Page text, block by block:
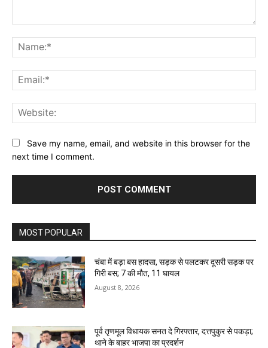
Save my name, email, and website in this browser for the
next time I comment.
MOST POPULAR
चंबा में बड़ा बस हादसा, सड़क से पलटकर दूसरी सड़क पर
गिरी बस; 7 की मौत, 11 घायल
August 8, 2026
पूर्व तृणमूल विधायक सनत दे गिरफ्तार, दत्तपुकुर से पकड़ा;
थाने के बाहर भाजपा का प्रदर्शन